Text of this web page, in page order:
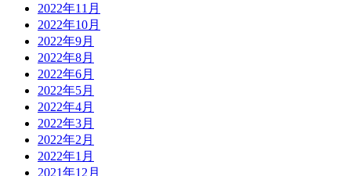
2022年11月
2022年10月
2022年9月
2022年8月
2022年6月
2022年5月
2022年4月
2022年3月
2022年2月
2022年1月
2021年12月